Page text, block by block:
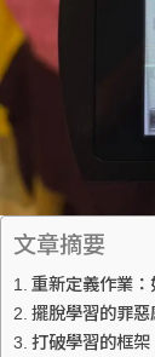
文章摘要
重新定義作業
擺脫學習的罪
打破學習的框